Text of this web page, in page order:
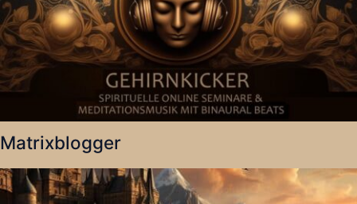
Matrixblogger